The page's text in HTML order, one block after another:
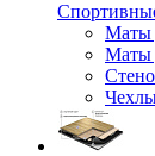
Маты
Маты